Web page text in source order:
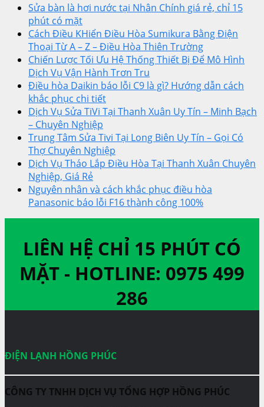
Sửa bàn là hơi nước tại Nhân Chính giá rẻ, chỉ 15
phút có mặt
Cách Điều KHiển Điều Hòa Sumikura Bằng Điện
Thoại Từ A – Z – Điều Hòa Thiên Trường
Chiến Lược Tối Ưu Hệ Thống Thiết Bị Để Mô Hình
Dịch Vụ Vận Hành Trơn Tru
Điều hòa Daikin báo lỗi C9 là gì? Hướng dẫn cách
khắc phục chi tiết
Dịch Vụ Sửa TiVi Tại Thanh Xuân Uy Tín – Minh Bạch
– Chuyên Nghiệp
Trung Tâm Sửa Tivi Tại Long Biên Uy Tín – Gọi Có
Thợ Chuyên Nghiệp
Dịch Vụ Tháo Lắp Điều Hòa Tại Thanh Xuân Chuyên
Nghiệp, Giá Rẻ
Nguyên nhân và cách khắc phục điều hòa
Panasonic báo lỗi F16 thành công 100%
LIÊN HỆ CHỈ 15 PHÚT CÓ
MẶT - HOTLINE: 0975 499
286
ĐIỆN LẠNH HỒNG PHÚC
CÔNG TY TNHH DỊCH VỤ TỔNG HỢP HỒNG PHÚC